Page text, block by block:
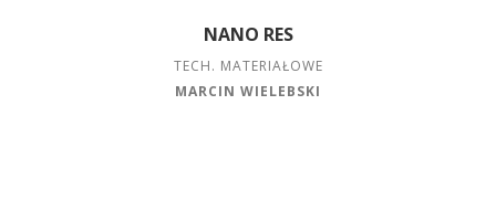
NANO RES
TECH. MATERIAŁOWE
MARCIN WIELEBSKI